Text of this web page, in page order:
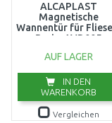
ALCAPLAST
Magnetische
Wannentür für
Basic, AVD005
AUF LAGER
IN DEN
WARENKORB
Vergleichen